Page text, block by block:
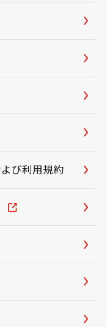
び利用規約